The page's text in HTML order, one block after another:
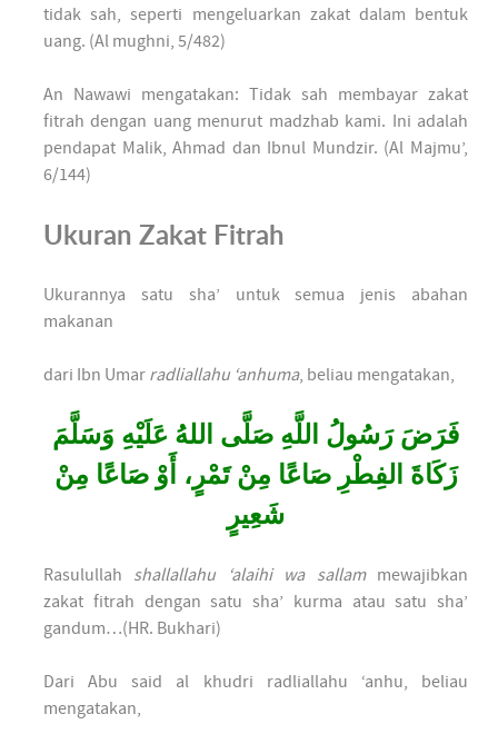
tidak sah, seperti mengeluarkan zakat dalam bentuk
uang. (Al mughni, 5/482)
An Nawawi mengatakan: Tidak sah membayar zakat
fitrah dengan uang menurut madzhab kami. Ini adalah
pendapat Malik, Ahmad dan Ibnul Mundzir. (Al Majmu’,
6/144)
Ukuran Zakat Fitrah
Ukurannya satu sha’ untuk semua jenis abahan
makanan
dari Ibn Umar radliallahu ‘anhuma, beliau mengatakan,
فَرَضَ رَسُولُ اللَّهِ صَلَّى اللهُ عَلَيْهِ وَسَلَّمَ
زَكَاةَ الفِطْرِ صَاعًا مِنْ تَمْرٍ، أَوْ صَاعًا مِنْ
شَعِيرٍ
Rasulullah shallallahu ‘alaihi wa sallammewajibkan
zakat fitrah dengan satu sha’ kurma atau satu sha’
gandum…(HR. Bukhari)
Dari Abu said al khudri radliallahu ‘anhu, beliau
mengatakan,